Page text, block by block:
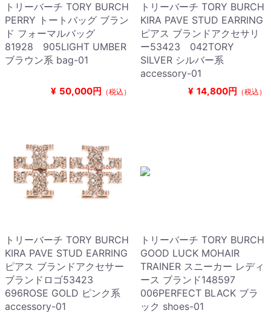
トリーバーチ TORY BURCH
PERRY トートバッグ ブラン
ド フォーマルバッグ
81928 905LIGHT UMBER
ブラウン系 bag-01
¥ 50,000円 （税込）
トリーバーチ TORY BURCH
KIRA PAVE STUD EARRING
ピアス ブランドアクセサリ
ー53423 042TORY
SILVER シルバー系
accessory-01
¥ 14,800円 （税込）
トリーバーチ TORY BURCH
KIRA PAVE STUD EARRING
ピアス ブランドアクセサー
ブランドロゴ53423
696ROSE GOLD ピンク系
accessory-01
トリーバーチ TORY BURCH
GOOD LUCK MOHAIR
TRAINER スニーカー レディ
ース ブランド148597
006PERFECT BLACK ブラ
ック shoes-01